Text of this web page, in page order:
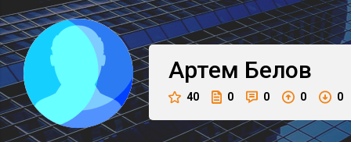
Артем Белов
40 0 0 0 0